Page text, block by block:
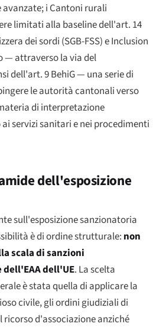
i Cantoni rurali
limitati alla baseline dell'art. 14
dei sordi (SGB-FSS) e Inclusion
— attraverso la via del
dell'art. 9 BehiG — una serie di
le autorità cantonali verso
di interpretazione
servizi sanitari e nei procedimenti
dell'esposizione
sull'esposizione sanzionatoria
è di ordine strutturale: non
scala di sanzioni
dell'UE. La scelta
è stata quella di applicare la
civile, gli ordini giudiziali di
d'associazione anziché